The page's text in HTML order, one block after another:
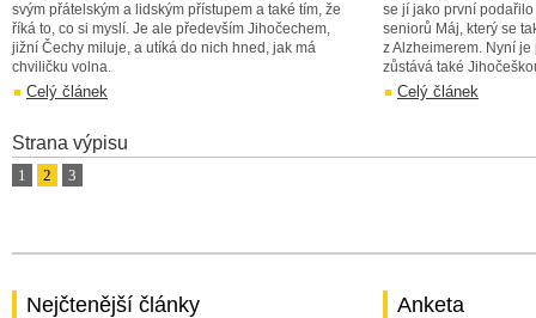
svým přátelským a lidským přístupem a také tím, že
říká to, co si myslí. Je ale především Jihočechem,
jižní Čechy miluje, a utíká do nich hned, jak má
chviličku volna.
Celý článek
se jí jako první
seniorů Máj, který se
z Alzheimerem. Nyní
zůstává také
Celý článek
Strana výpisu
1 2 3
Nejčtenější články Anketa